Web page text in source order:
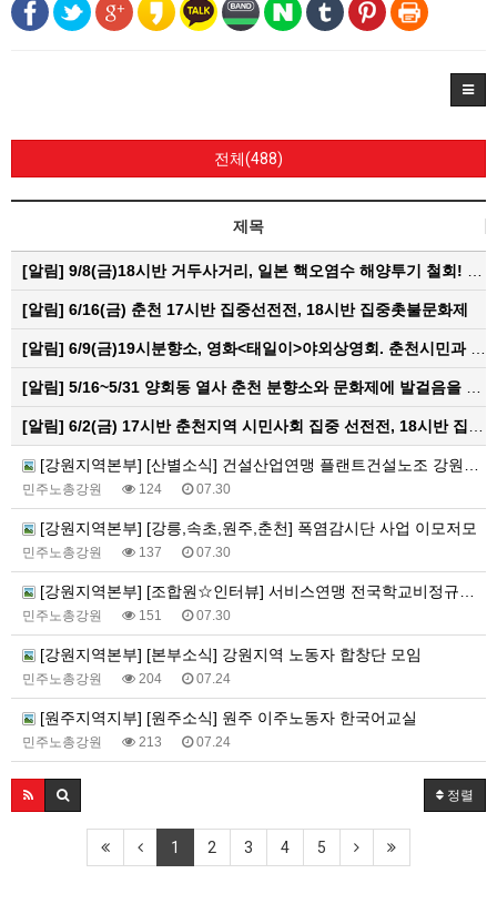
전체(488)
제목
[알림] 9/8(금)18시반 거두사거리, 일본 핵오염수 해양투기 철회! 춘천시민대회
[알림] 6/16(금) 춘천 17시반 집중선전전, 18시반 집중촛불문화제
[알림] 6/9(금)19시분향소, 영화<태일이>야외상영회. 춘천시민과 함께하는 한여름밤의 영화산책
[알림] 5/16~5/31 양회동 열사 춘천 분향소와 문화제에 발걸음을 내어주신 모든 분들께 감사인사를 올립니다.
[알림] 6/2(금) 17시반 춘천지역 시민사회 집중 선전전, 18시반 집중 촛불문화제
[강원지역본부] [산별소식] 건설산업연맹 플랜트건설노조 강원충북지부
민주노총강원 124 07.30
[강원지역본부] [강릉,속초,원주,춘천] 폭염감시단 사업 이모저모
민주노총강원 137 07.30
[강원지역본부] [조합원☆인터뷰] 서비스연맹 전국학교비정규직노동조합 강원지부 김유미 춘천지회장
민주노총강원 151 07.30
[강원지역본부] [본부소식] 강원지역 노동자 합창단 모임
민주노총강원 204 07.24
[원주지역지부] [원주소식] 원주 이주노동자 한국어교실
민주노총강원 213 07.24
정렬
1 2 3 4 5